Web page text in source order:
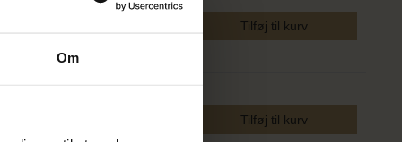
Om
71.565,00 kr
Tilføj til kurv
Pris:
83.252,00 kr
Tilføj til kurv